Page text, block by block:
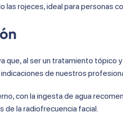
las rojeces, ideal para personas
que, al ser un tratamiento tópico
de nuestros
con la ingesta de agua
de la radiofrecuencia facial.